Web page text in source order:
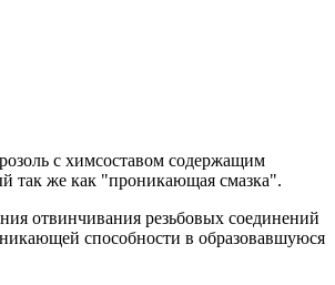
с химсоставом содержащим
так же как "проникающая смазка".
отвинчивания резьбовых соединений
способности в образовавшуюся